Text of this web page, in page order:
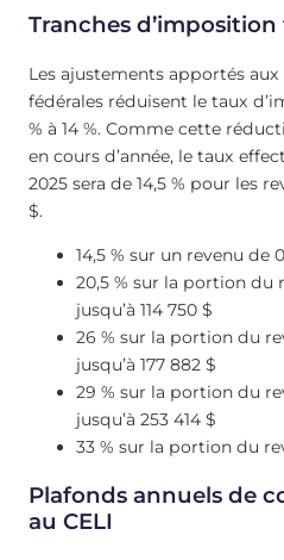
Tranches d’imposition
Les ajustements apportés
fédérales réduisent le taux
% à 14 %. Comme cette
en cours d’année, le taux
2025 sera de 14,5 % pour les
$.
14,5 % sur un revenu de
20,5 % sur la portion du
jusqu’à 114 750 $
26 % sur la portion du
jusqu’à 177 882 $
29 % sur la portion du
jusqu’à 253 414 $
33 % sur la portion du
Plafonds annuels de
au CELI